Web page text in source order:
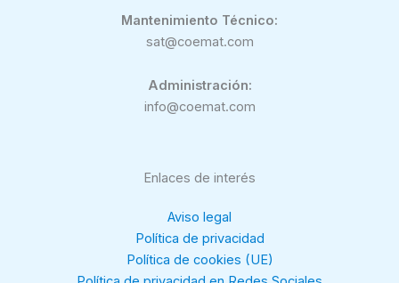
Mantenimiento Técnico:
sat@coemat.com
Administración:
info@coemat.com
Enlaces de interés
Aviso legal
Política de privacidad
Política de cookies (UE)